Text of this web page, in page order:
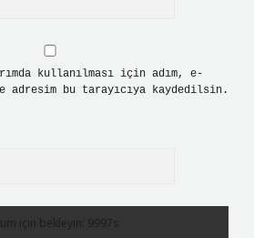
kullanılması için adım, e-
adresim bu tarayıcıya kaydedilsin.